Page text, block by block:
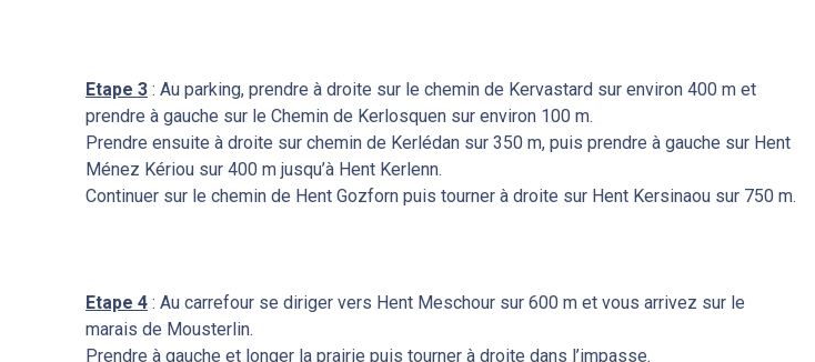
Etape 3 : Au parking, prendre à droite sur le chemin de Kervastard sur environ 400 m et
prendre à gauche sur le Chemin de Kerlosquen sur environ 100 m.
Prendre ensuite à droite sur chemin de Kerlédan sur 350 m, puis prendre à gauche sur Hent
Ménez Kériou sur 400 m jusqu’à Hent Kerlenn.
Continuer sur le chemin de Hent Gozforn puis tourner à droite sur Hent Kersinaou sur 750 m.
Etape 4 : Au carrefour se diriger vers Hent Meschour sur 600 m et vous arrivez sur le
marais de Mousterlin.
Prendre à gauche et longer la prairie puis tourner à droite dans l’impasse.